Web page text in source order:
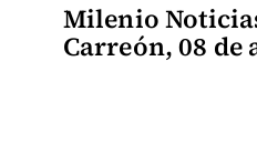
Milenio
Carreón, 08 de